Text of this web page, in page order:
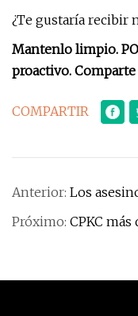
¿Te gustaría recibir
Mantenlo limpio.
proactivo. Comparte
COMPARTIR
Anterior: Los
Próximo: CPKC